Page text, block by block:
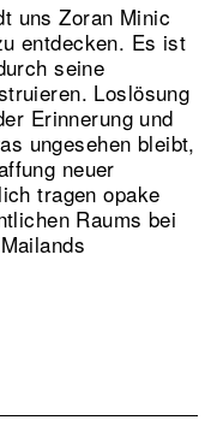
uns Zoran Minic
entdecken. Es ist
seine
Loslösung
Erinnerung und
ungesehen bleibt,
neuer
tragen opake
Raums bei